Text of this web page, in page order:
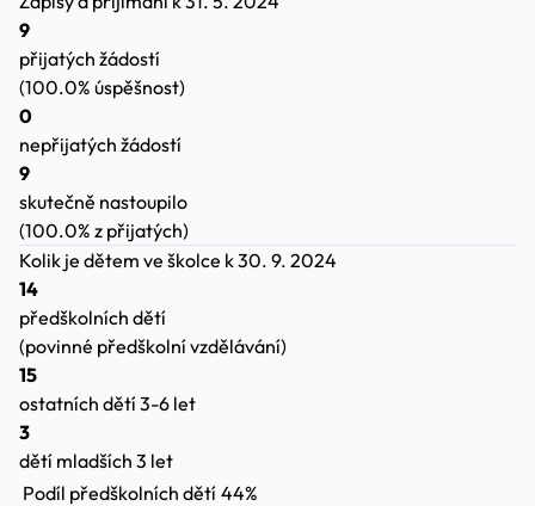
9
přijatých žádostí
(100.0% úspěšnost)
0
nepřijatých žádostí
9
skutečně nastoupilo
(100.0% z přijatých)
Kolik je dětem ve školce k 30. 9. 2024
14
předškolních dětí
(povinné předškolní vzdělávání)
15
ostatních dětí 3-6 let
3
dětí mladších 3 let
Podíl předškolních dětí 44%